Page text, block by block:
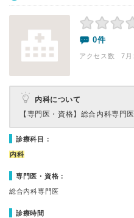
0件
アクセス数 7月:
内科について
【専門医・資格】 総合内科専門医
診療科目：
内科
専門医・資格：
総合内科専門医
診療時間